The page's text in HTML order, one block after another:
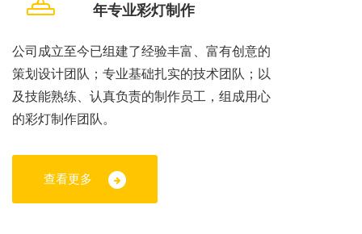
年专业彩灯制作
公司成立至今已组建了经验丰富、富有创意的
策划设计团队；专业基础扎实的技术团队；以
及技能熟练、认真负责的制作员工，组成用心
的彩灯制作团队。
查看更多